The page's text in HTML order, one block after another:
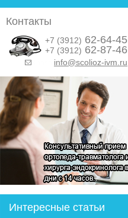
Контакты
+7 (3912) 62-64-45
+7 (3912) 62-87-46
info@scolioz-ivm.ru
Интересные статьи